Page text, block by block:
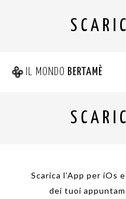
IL MONDO BERTAMÈ
Scarica l’App per iOs
dei tuoi